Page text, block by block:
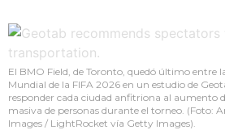
El BMO Field, de Toronto, quedó último entre
Mundial de la FIFA 2026 en un estudio de
responder cada ciudad anfitriona al aumento
masiva de personas durante el torneo. (Foto:
Images / LightRocket vía Getty Images).